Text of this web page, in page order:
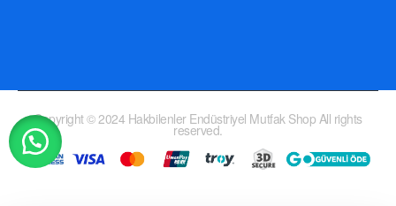
Copyright © 2024 Hakbilenler Endüstriyel Mutfak Shop All rights
reserved.